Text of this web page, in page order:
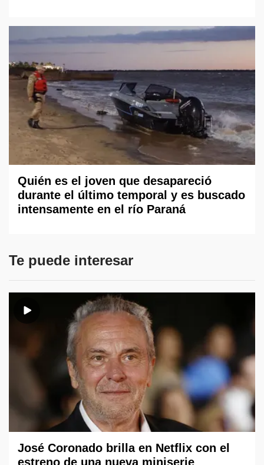
Quién es el joven que desapareció
durante el último temporal y es buscado
intensamente en el río Paraná
Te puede interesar
José Coronado brilla en Netflix con el
estreno de una nueva miniserie